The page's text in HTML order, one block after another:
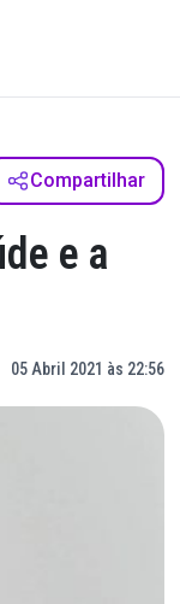
Compartilhar
e a
05 Abril 2021 às 22:56